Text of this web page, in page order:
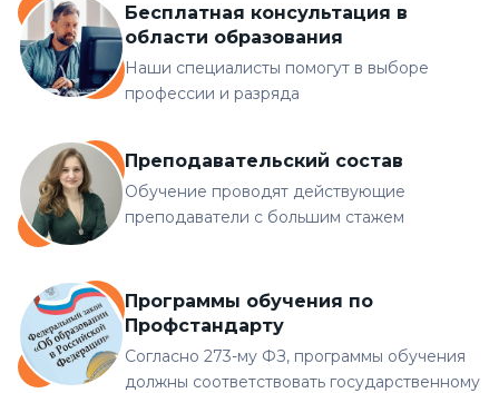
Бесплатная консультация в
области образования
Наши специалисты помогут в выборе
профессии и разряда
Преподавательский состав
Обучение проводят действующие
преподаватели с большим стажем
Программы обучения по
Профстандарту
Согласно 273-му ФЗ, программы обучения
должны соответствовать государственному